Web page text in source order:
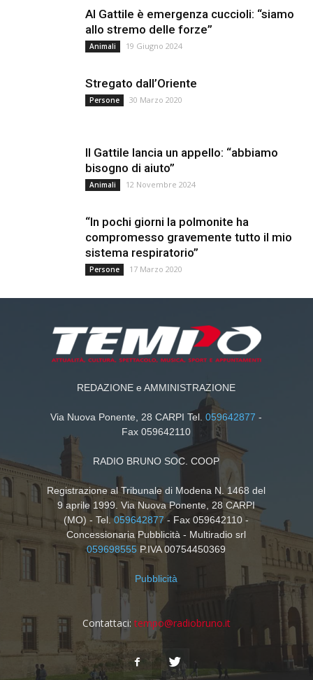
Al Gattile è emergenza cuccioli: “siamo
allo stremo delle forze”
Animali 19 Giugno 2024
Stregato dall’Oriente
Persone 30 Marzo 2020
Il Gattile lancia un appello: “abbiamo
bisogno di aiuto”
Animali 12 Novembre 2024
“In pochi giorni la polmonite ha
compromesso gravemente tutto il mio
sistema respiratorio”
Persone 17 Marzo 2020
REDAZIONE e AMMINISTRAZIONE
Via Nuova Ponente, 28 CARPI Tel.059642877 -
Fax 059642110
RADIO BRUNO SOC. COOP
Registrazione al Tribunale di Modena N. 1468 del
9 aprile 1999. Via Nuova Ponente, 28 CARPI
(MO) - Tel.059642877- Fax 059642110 -
Concessionaria Pubblicità - Multiradio srl
059698555 P.IVA 00754450369
Pubblicità
Contattaci: tempo@radiobruno.it